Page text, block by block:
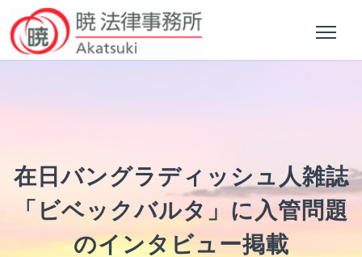
在日バングラディッシュ人雑誌
「ビベックバルタ」に入管問題
のインタビュー掲載